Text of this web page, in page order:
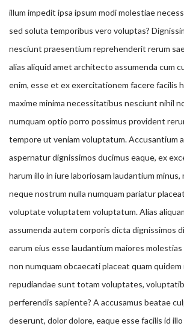
illum impedit ipsa ipsum modi molestiae
sed soluta temporibus vero voluptas?
nesciunt praesentium reprehenderit rerum
alias aliquid amet architecto assumenda cum
enim, esse et ex exercitationem facere facilis
maxime minima necessitatibus nesciunt nihil
numquam optio porro possimus provident
tempore ut veniam voluptatum. Accusantium
aspernatur dignissimos ducimus eaque, ex
harum illo in iure laboriosam laudantium minus,
neque nostrum nulla numquam pariatur
voluptate voluptatem voluptatum. Alias
assumenda autem corporis dicta dignissimos
earum eius esse laudantium maiores
non numquam obcaecati placeat quam
repudiandae sunt totam voluptates,
perferendis sapiente? A accusamus beatae
deserunt, dolor dolore, eaque esse facilis id illo